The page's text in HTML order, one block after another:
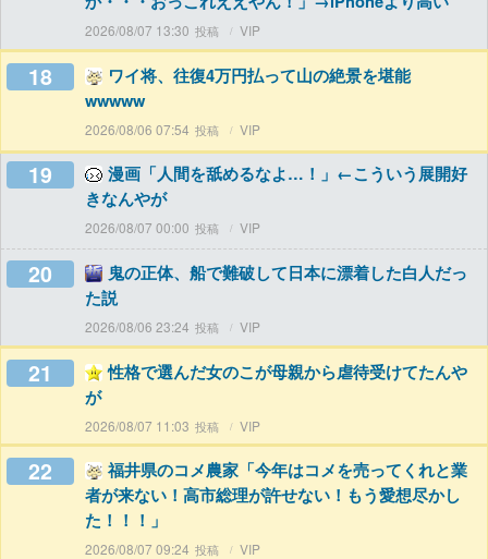
2026/08/07 13:30 VIP
18
ワイ将、往復4万円払って山の絶景を堪能
wwwww
2026/08/06 07:54 VIP
19
漫画「人間を舐めるなよ…！」←こういう展開好
きなんやが
2026/08/07 00:00 VIP
20
鬼の正体、船で難破して日本に漂着した白人だっ
た説
2026/08/06 23:24 VIP
21
性格で選んだ女のこが母親から虐待受けてたんや
が
2026/08/07 11:03 VIP
22
福井県のコメ農家「今年はコメを売ってくれと業
者が来ない！高市総理が許せない！もう愛想尽かし
た！！！」
2026/08/07 09:24 VIP